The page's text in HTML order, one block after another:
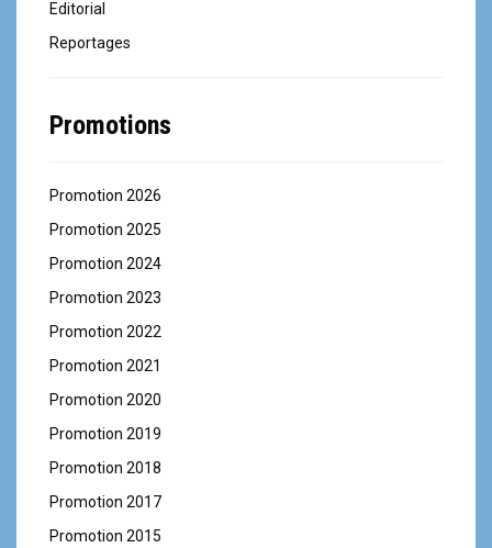
Editorial
Reportages
Promotions
Promotion 2026
Promotion 2025
Promotion 2024
Promotion 2023
Promotion 2022
Promotion 2021
Promotion 2020
Promotion 2019
Promotion 2018
Promotion 2017
Promotion 2015